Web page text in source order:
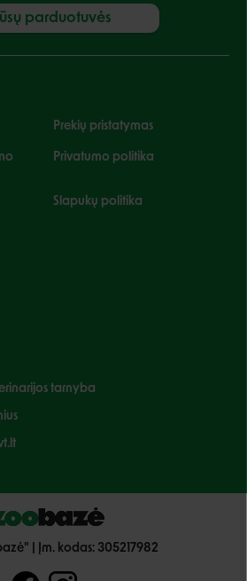
parduotuvės
Prekių pristatymas
Privatumo politika
Slapukų politika
tarnyba
| Įm. kodas: 305217982